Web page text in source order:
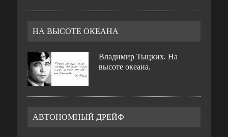
НА ВЫСОТЕ ОКЕАНА
Владимир Тыцких. На
высоте океана.
АВТОНОМНЫЙ ДРЕЙФ